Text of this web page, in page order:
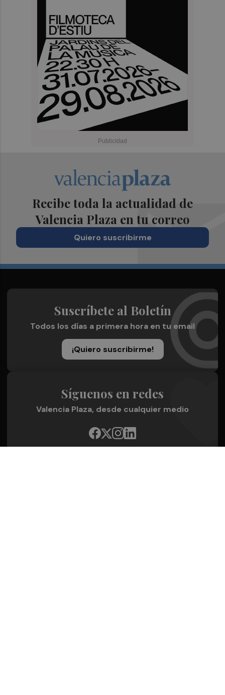
Recibe toda la actualidad de
Valencia Plaza en tu correo
Quiero suscribirme
Suscríbete al Boletín
Todos los días a primera hora en tu email
¡Quiero suscribirme!
Síguenos en redes
Valencia Plaza, desde cualquier medio